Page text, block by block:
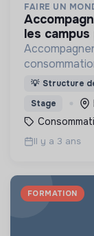
FAIRE UN
accompagne et mobilise les étudiant.e.s et
les
France
💡 Structure
Stage
Il y a 3 ans
FORMATION